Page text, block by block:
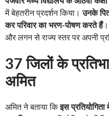
में बेहतरीन प्रदर्शन किया।उनके
कर परिवार का भरण-पोषण करते हैं।
और लगन से राज्य स्तर पर अपनी
37 जिलों के
अमित
अमित ने बताया किइस